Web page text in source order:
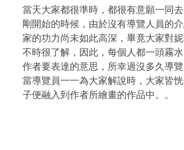
當天大家都很準時，都很有意願一同
剛開始的時候，由於沒有導覽人員的
家的功力尚未如此高深，畢竟大家對
不時很了解，因此，每個人都一頭霧
作者要表達的意思，所幸過沒多久導覽
當導覽員一一為大家解說時，大家皆
子便融入到作者所繪畫的作品中。。